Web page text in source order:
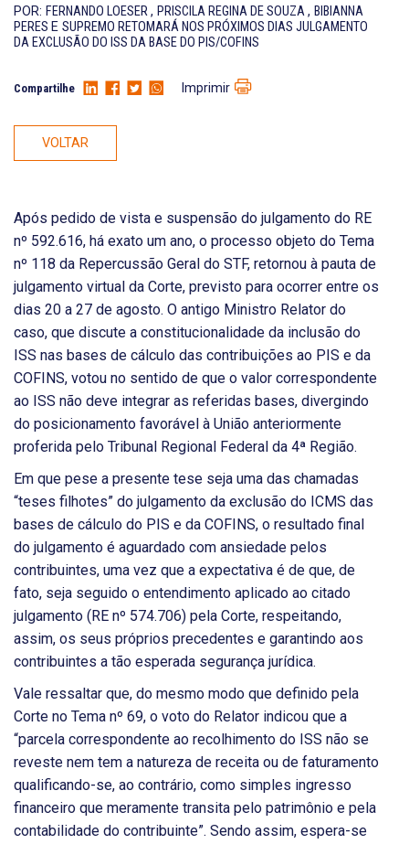
POR: FERNANDO LOESER, PRISCILA REGINA DE SOUZA, BIBIANNA
PERES E SUPREMO RETOMARÁ NOS PRÓXIMOS DIAS JULGAMENTO
DA EXCLUSÃO DO ISS DA BASE DO PIS/COFINS
Compartilhe Imprimir
VOLTAR
Após pedido de vista e suspensão do julgamento do RE
nº 592.616, há exato um ano, o processo objeto do Tema
nº 118 da Repercussão Geral do STF, retornou à pauta de
julgamento virtual da Corte, previsto para ocorrer entre os
dias 20 a 27 de agosto. O antigo Ministro Relator do
caso, que discute a constitucionalidade da inclusão do
ISS nas bases de cálculo das contribuições ao PIS e da
COFINS, votou no sentido de que o valor correspondente
ao ISS não deve integrar as referidas bases, divergindo
do posicionamento favorável à União anteriormente
proferida pelo Tribunal Regional Federal da 4ª Região.
Em que pese a presente tese seja uma das chamadas
“teses filhotes” do julgamento da exclusão do ICMS das
bases de cálculo do PIS e da COFINS, o resultado final
do julgamento é aguardado com ansiedade pelos
contribuintes, uma vez que a expectativa é de que, de
fato, seja seguido o entendimento aplicado ao citado
julgamento (RE nº 574.706) pela Corte, respeitando,
assim, os seus próprios precedentes e garantindo aos
contribuintes a tão esperada segurança jurídica.
Vale ressaltar que, do mesmo modo que definido pela
Corte no Tema nº 69, o voto do Relator indicou que a
“parcela correspondente ao recolhimento do ISS não se
reveste nem tem a natureza de receita ou de faturamento
qualificando-se, ao contrário, como simples ingresso
financeiro que meramente transita pelo patrimônio e pela
contabilidade do contribuinte”. Sendo assim, espera-se